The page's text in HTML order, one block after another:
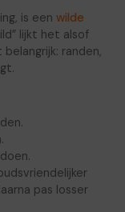
is een wilde
lijkt het alsof
randen,
pas losser